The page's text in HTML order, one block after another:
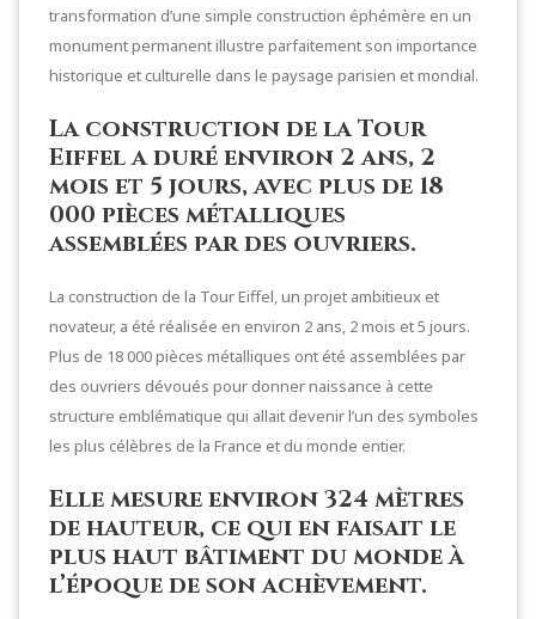
transformation d’une simple construction éphémère en un
monument permanent illustre parfaitement son importance
historique et culturelle dans le paysage parisien et mondial.
La construction de la Tour
Eiffel a duré environ 2 ans, 2
mois et 5 jours, avec plus de 18
000 pièces métalliques
assemblées par des ouvriers.
La construction de la Tour Eiffel, un projet ambitieux et
novateur, a été réalisée en environ 2 ans, 2 mois et 5 jours.
Plus de 18 000 pièces métalliques ont été assemblées par
des ouvriers dévoués pour donner naissance à cette
structure emblématique qui allait devenir l’un des symboles
les plus célèbres de la France et du monde entier.
Elle mesure environ 324 mètres
de hauteur, ce qui en faisait le
plus haut bâtiment du monde à
l’époque de son achèvement.